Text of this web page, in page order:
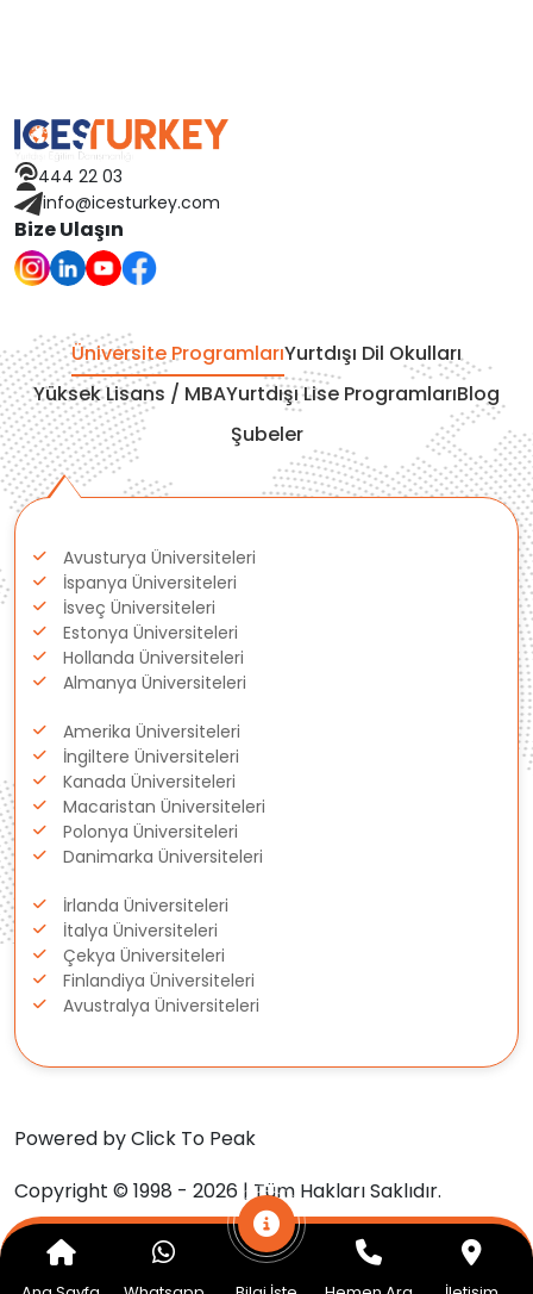
Avusturya
Finlandiya
Çekya
İtalya
İrlanda
İsviçre
Fransa
Litvanya
Gürcistan
Estonya
İsveç
Danimarka
Avustralya
Kanada
Amerika
Hollanda
İngiltere
444 22 03
info@icesturkey.com
Bize Ulaşın
Üniversite ProgramlarıYurtdışı Dil Okulları
Yüksek Lisans / MBAYurtdışı Lise ProgramlarıBlog
Şubeler
Avusturya Üniversiteleri
İspanya Üniversiteleri
İsveç Üniversiteleri
Estonya Üniversiteleri
Hollanda Üniversiteleri
Almanya Üniversiteleri
Amerika Üniversiteleri
İngiltere Üniversiteleri
Kanada Üniversiteleri
Macaristan Üniversiteleri
Polonya Üniversiteleri
Danimarka Üniversiteleri
İrlanda Üniversiteleri
İtalya Üniversiteleri
Çekya Üniversiteleri
Finlandiya Üniversiteleri
Avustralya Üniversiteleri
Powered by Click To Peak
Copyright © 1998 - 2026 | Tüm Hakları Saklıdır.